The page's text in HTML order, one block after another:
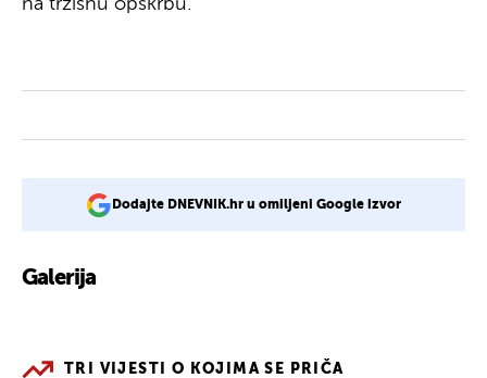
na tržišnu opskrbu.
Dodajte DNEVNIK.hr u omiljeni Google izvor
Galerija
TRI VIJESTI O KOJIMA SE PRIČA